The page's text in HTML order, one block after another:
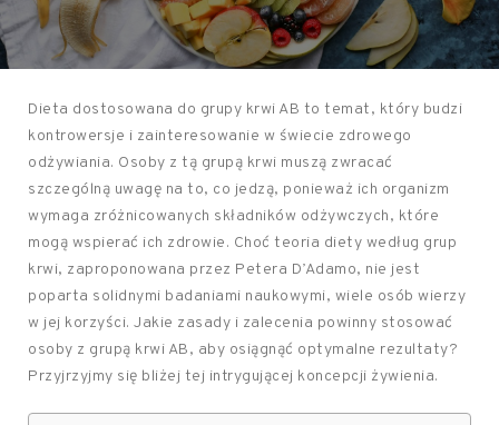
Dieta dostosowana do grupy krwi AB to temat, który budzi
kontrowersje i zainteresowanie w świecie zdrowego
odżywiania. Osoby z tą grupą krwi muszą zwracać
szczególną uwagę na to, co jedzą, ponieważ ich organizm
wymaga zróżnicowanych składników odżywczych, które
mogą wspierać ich zdrowie. Choć teoria diety według grup
krwi, zaproponowana przez Petera D’Adamo, nie jest
poparta solidnymi badaniami naukowymi, wiele osób wierzy
w jej korzyści. Jakie zasady i zalecenia powinny stosować
osoby z grupą krwi AB, aby osiągnąć optymalne rezultaty?
Przyjrzyjmy się bliżej tej intrygującej koncepcji żywienia.